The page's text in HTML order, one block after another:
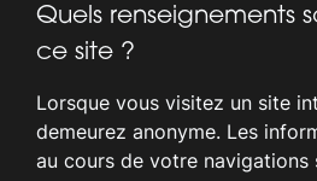
Quels renseignements
ce site ?
Lorsque vous visitez un site
demeurez anonyme. Les
au cours de votre navigations